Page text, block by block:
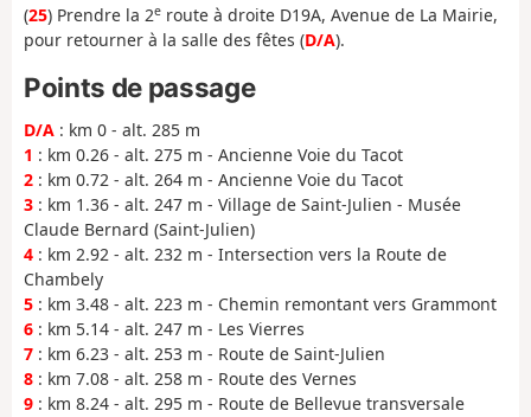
(25) Prendre la 2e route à droite D19A, Avenue de La Mairie,
pour retourner à la salle des fêtes (D/A).
Points de passage
D/A : km 0 - alt. 285 m
1 : km 0.26 - alt. 275 m - Ancienne Voie du Tacot
2 : km 0.72 - alt. 264 m - Ancienne Voie du Tacot
3 : km 1.36 - alt. 247 m - Village de Saint-Julien - Musée
Claude Bernard (Saint-Julien)
4 : km 2.92 - alt. 232 m - Intersection vers la Route de
Chambely
5 : km 3.48 - alt. 223 m - Chemin remontant vers Grammont
6 : km 5.14 - alt. 247 m - Les Vierres
7 : km 6.23 - alt. 253 m - Route de Saint-Julien
8 : km 7.08 - alt. 258 m - Route des Vernes
9 : km 8.24 - alt. 295 m - Route de Bellevue transversale